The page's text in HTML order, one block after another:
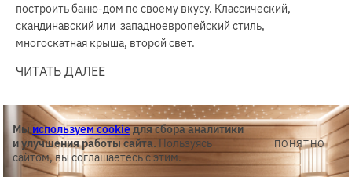
Мыиспользуем cookieдля сбора аналитики
и улучшения работы сайта.Пользуясь
сайтом, вы соглашаетесь с этим.
ПОНЯТНО
построить баню-дом по своему вкусу. Классический,
скандинавский или западноевропейский стиль,
многоскатная крыша, второй свет.
ЧИТАТЬ ДАЛЕЕ